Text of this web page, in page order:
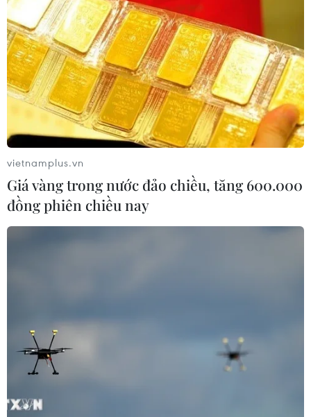
#Vũ trang Nga #Phụ nữ #Nam giới
#Quân sự
#Nữ quân nhân
#Sỹ quan Nga
Theo dõi VietnamPlus
vietnamplus.vn
Giá vàng trong nước đảo chiều, tăng 600.000
đồng phiên chiều nay